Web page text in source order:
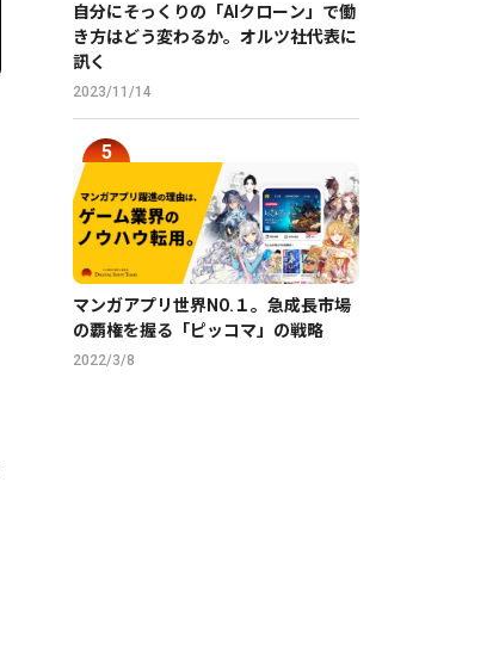
自分にそっくりの「AIクローン」で働
き方はどう変わるか。オルツ社代表に
訊く
2023/11/14
マンガアプリ世界NO.１。急成長市場
の覇権を握る「ピッコマ」の戦略
2022/3/8